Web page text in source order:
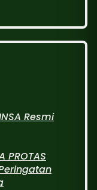
Resmi
PROTAS